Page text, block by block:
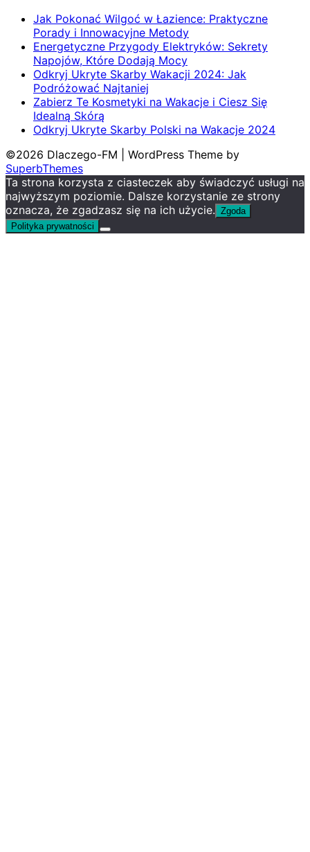
Jak Pokonać Wilgoć w Łazience: Praktyczne
Porady i Innowacyjne Metody
Energetyczne Przygody Elektryków: Sekrety
Napojów, Które Dodają Mocy
Odkryj Ukryte Skarby Wakacji 2024: Jak
Podróżować Najtaniej
Zabierz Te Kosmetyki na Wakacje i Ciesz Się
Idealną Skórą
Odkryj Ukryte Skarby Polski na Wakacje 2024
©2026 Dlaczego-FM
| WordPress Theme by
SuperbThemes
Ta strona korzysta z ciasteczek aby świadczyć usługi na
najwyższym poziomie. Dalsze korzystanie ze strony
oznacza, że zgadzasz się na ich użycie. Zgoda
Polityka prywatności